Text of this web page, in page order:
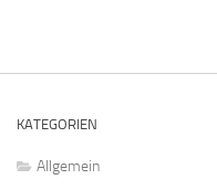
KATEGORIEN
Allgemein